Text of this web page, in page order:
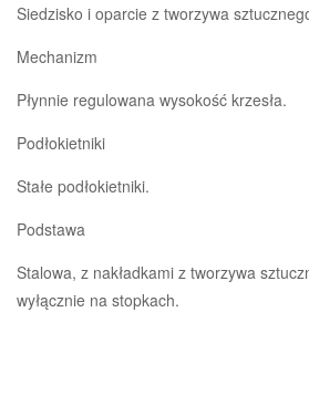
Siedzisko i oparcie z tworzywa
Mechanizm
Płynnie regulowana wysokość krzesła.
Podłokietniki
Stałe podłokietniki.
Podstawa
Stalowa, z nakładkami z tworzywa
wyłącznie na stopkach.